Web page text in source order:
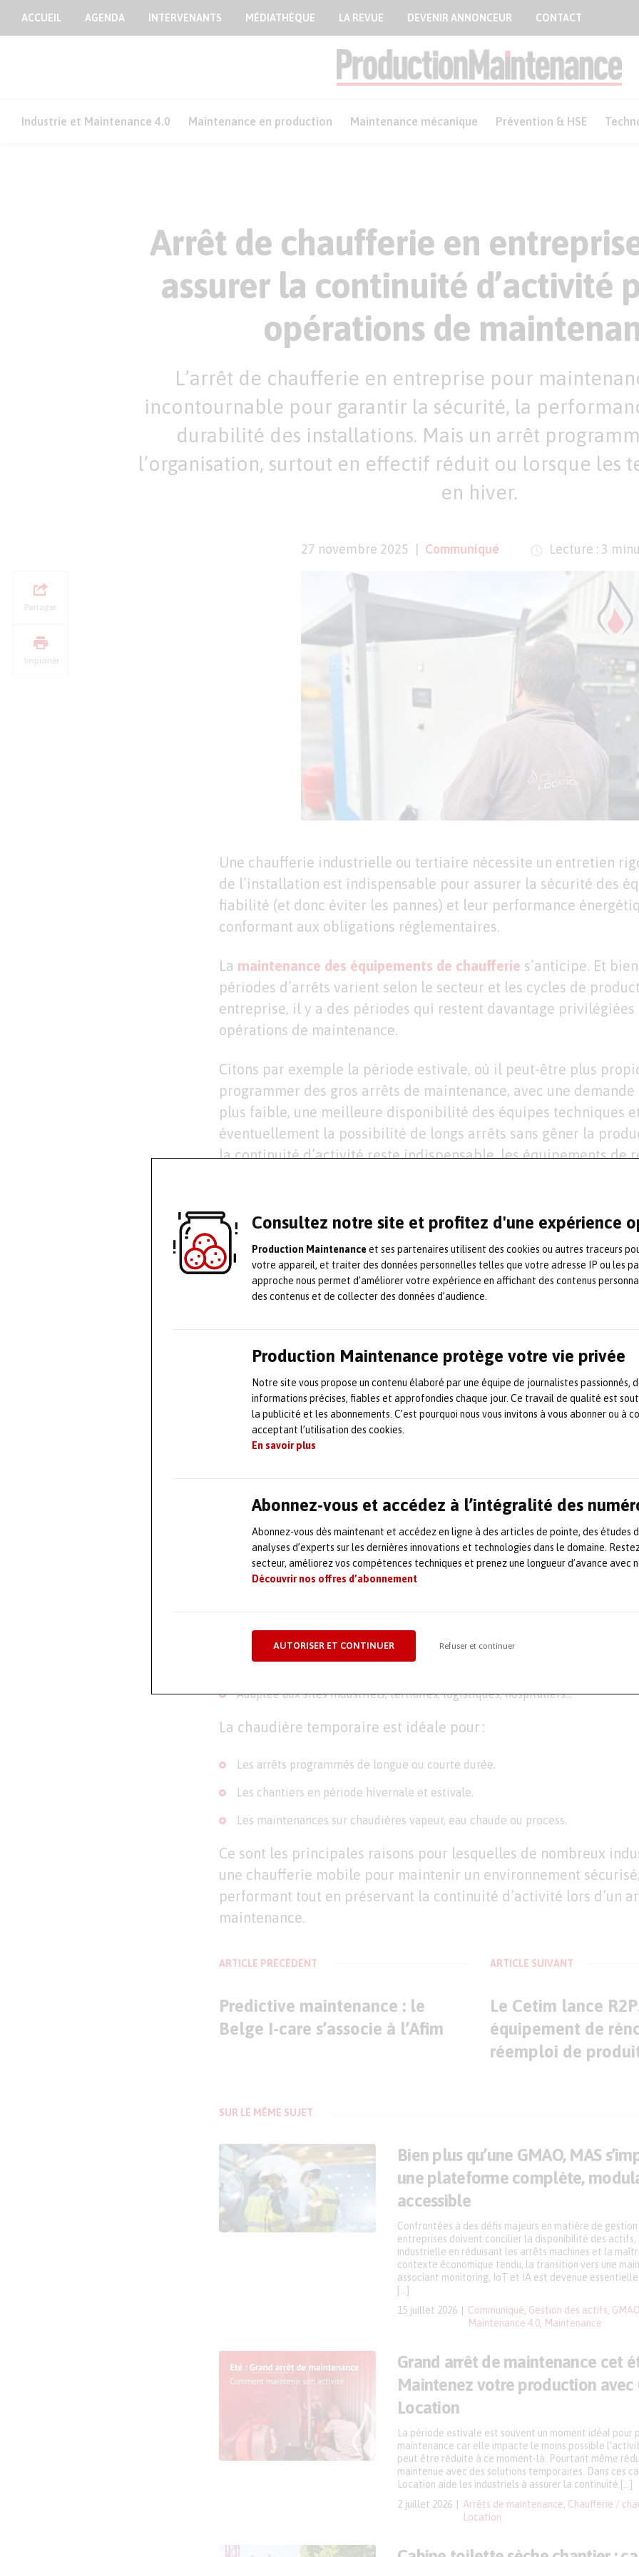
Consultez notre site et profitez d'une expérience
Production Maintenanceet ses partenaires utilisent des cookies ou autres traceurs
votre appareil, et traiter des données personnelles telles que votre adresse IP ou les
approche nous permet d’améliorer votre expérience en affichant des contenus
des contenus et de collecter des données d’audience.
Production Maintenance protège votre vie privée
Notre site vous propose un contenu élaboré par une équipe de journalistes passionnés,
informations précises, fiables et approfondies chaque jour. Ce travail de qualité est
la publicité et les abonnements. C’est pourquoi nous vous invitons à vous abonner ou à
acceptant l’utilisation des cookies.
En savoir plus
Abonnez-vous et accédez à l’intégralité des
Abonnez-vous dès maintenant et accédez en ligne à des articles de pointe, des études
analyses d’experts sur les dernières innovations et technologies dans le domaine.
secteur, améliorez vos compétences techniques et prenez une longueur d’avance avec
Découvrir nos offres d’abonnement
AUTORISER ET CONTINUER Refuser et continuer
ACCUEIL AGENDA INTERVENANTS MÉDIATHÈQUE LA REVUE DEVENIR ANNONCEUR CONTACT
Industrie et Maintenance 4.0 Maintenance en production Maintenance mécanique Prévention & HSE
Arrêt de chaufferie en
assurer la continuité d’activité
opérations de
L’arrêt de chaufferie en entreprise pour
incontournable pour garantir la sécurité, la
durabilité des installations. Mais un arrêt
l’organisation, surtout en effectif réduit ou lorsque les
en hiver.
27 novembre 2025 Communiqué Lecture : 3
Partager
Imprimer
Une chaufferie industrielle ou tertiaire nécessite un entretien
de l’installation est indispensable pour assurer la sécurité des
fiabilité (et donc éviter les pannes) et leur performance
conformant aux obligations réglementaires.
La maintenance des équipements de chaufferie s’anticipe. Et
périodes d’arrêts varient selon le secteur et les cycles de
entreprise, il y a des périodes qui restent davantage privilégiées
opérations de maintenance.
Citons par exemple la période estivale, où il peut-être plus
programmer des gros arrêts de maintenance, avec une demande
plus faible, une meilleure disponibilité des équipes techniques
éventuellement la possibilité de longs arrêts sans gêner la
la continuité d’activité reste indispensable, les équipements de
Autre exemple : en plein hiver. Une activité potentiellement
pendant les fêtes (si c’est le cas pour votre entreprise) permettra
l’impact sur la production et les salariés ; et vous démarrerez
avec une chaufferie révisée. Mais un arrêt complet pendant
froid nécessitera de trouver une solution temporaire pour
des installations, garantir le confort minimal des équipes
sécurité du site.
La chaufferie mobile devient un outil
votre stratégie de maintenance
est la solution la plus fiable pour maintenir le chauffage et/ou la
d’eau chaude sans interruption.
Avantages :
Aucune modification durable des installations.
Adaptée aux sites industriels, tertiaires, logistiques, hospitaliers…
La chaudière temporaire est idéale pour :
Les arrêts programmés de longue ou courte durée.
Les chantiers en période hivernale et estivale.
Les maintenances sur chaudières vapeur, eau chaude ou process.
Ce sont les principales raisons pour lesquelles de nombreux
une chaufferie mobile pour maintenir un environnement
performant tout en préservant la continuité d’activité lors d’un
maintenance.
ARTICLE PRÉCÉDENT
Predictive maintenance : le
Belge I-care s’associe à l’Afim
ARTICLE SUIVANT
Le Cetim lance
équipement de
réemploi de
SUR LE MÊME SUJET
Bien plus qu’une GMAO, MAS
une plateforme complète,
accessible
15 juillet 2026 Communiqué Gestion des actifs
Maintenance 4.0 Maintenance
Confrontées à des défis majeurs en matière de
entreprises doivent concilier la disponibilité des
industrielle en réduisant les arrêts machines et la
contexte économique tendu, la transition vers une
associant monitoring, IoT et IA est devenue
[…]
Grand arrêt de maintenance cet
Maintenez votre production avec
Location
2 juillet 2026 Arrêts de maintenance Chaufferie /
Location
La période estivale est souvent un moment idéal pour
maintenance car elle impacte le moins possible
peut être réduite à ce moment-là. Pourtant même
maintenue avec des solutions temporaires. Dans ces
Location aide les industriels à assurer la continuité […]